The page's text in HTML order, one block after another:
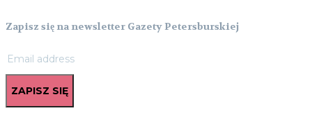
Zapisz się na newsletter Gazety Petersburskiej
ZAPISZ SIĘ